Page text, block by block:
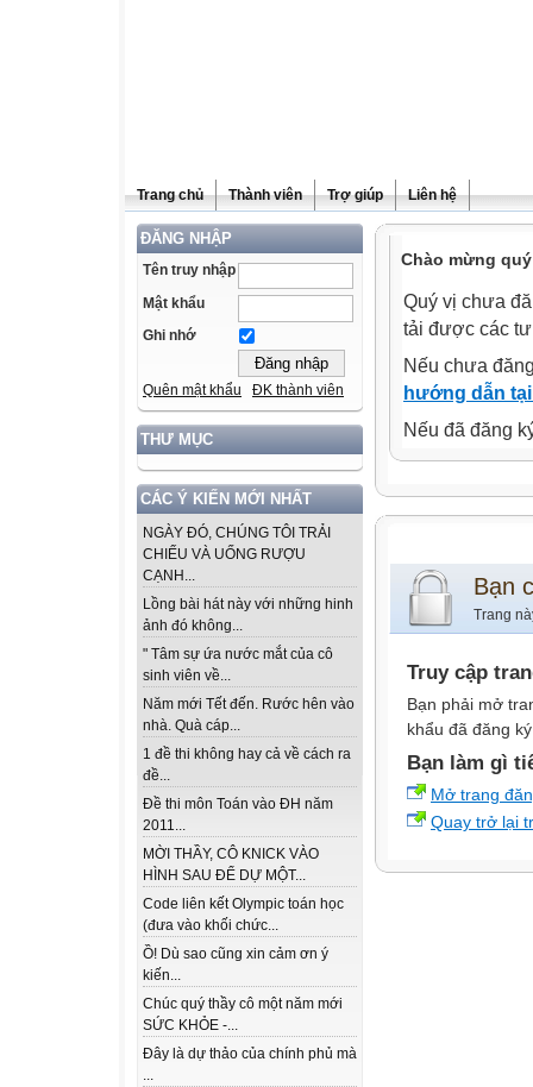
Trang chủ Thành viên Trợ giúp Liên hệ
ĐĂNG NHẬP
Tên truy nhập
Mật khẩu
Ghi nhớ
Quên mật khẩu ĐK thành viên
THƯ MỤC
CÁC Ý KIẾN MỚI NHẤT
NGÀY ĐÓ, CHÚNG TÔI TRẢI
CHIẾU VÀ UỐNG RƯỢU
CẠNH...
Lồng bài hát này với những hinh
ảnh đó không...
" Tâm sự ứa nước mắt của cô
sinh viên về...
Năm mới Tết đến. Rước hên vào
nhà. Quà cáp...
1 đề thi không hay cả về cách ra
đề...
Đề thi môn Toán vào ĐH năm
2011...
MỜI THẦY, CÔ KNICK VÀO
HÌNH SAU ĐỂ DỰ MỘT...
Code liên kết Olympic toán học
(đưa vào khối chức...
Ồ! Dù sao cũng xin cảm ơn ý
kiến...
Chúc quý thầy cô một năm mới
SỨC KHỎE -...
Đây là dự thảo của chính phủ mà
...
Chào mừng
Quý vị chưa
tải được các
Nếu chưa
hướng dẫn
Nếu đã đăng
Bạn
Trang
Truy cập
Bạn phải mở
khẩu đã đăng
Bạn làm gì
Mở trang
Quay trở lại